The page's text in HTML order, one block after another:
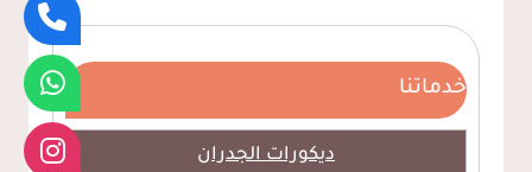
خدماتنا
ديكورات الجدران